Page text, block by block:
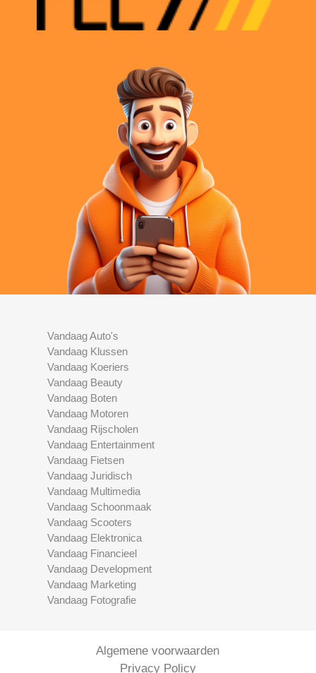
Vandaag Auto's
Vandaag Klussen
Vandaag Koeriers
Vandaag Beauty
Vandaag Boten
Vandaag Motoren
Vandaag Rijscholen
Vandaag Entertainment
Vandaag Fietsen
Vandaag Juridisch
Vandaag Multimedia
Vandaag Schoonmaak
Vandaag Scooters
Vandaag Elektronica
Vandaag Financieel
Vandaag Development
Vandaag Marketing
Vandaag Fotografie
Algemene voorwaarden
Privacy Policy